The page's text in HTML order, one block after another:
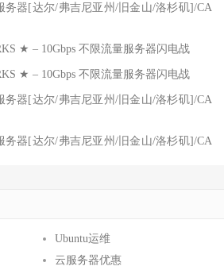
务器[达尔/弗吉尼亚州/旧金山/洛杉矶]/CA
★ – 10Gbps 不限流量服务器闪电战
★ – 10Gbps 不限流量服务器闪电战
务器[达尔/弗吉尼亚州/旧金山/洛杉矶]/CA
务器[达尔/弗吉尼亚州/旧金山/洛杉矶]/CA
Ubuntu运维
云服务器优惠